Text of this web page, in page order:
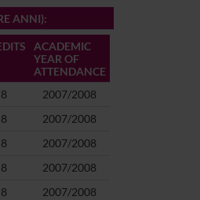
ANNI):
ACADEMIC
YEAR OF
ATTENDANCE
8
2007/2008
8
2007/2008
8
2007/2008
8
2007/2008
8 2007/2008